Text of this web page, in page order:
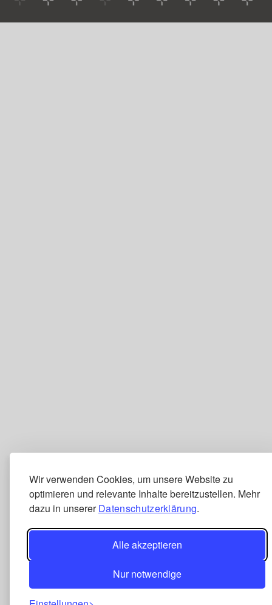
Wir verwenden Cookies, um unsere Website zu
optimieren und relevante Inhalte bereitzustellen. Mehr
dazu in unsererDatenschutzerklärung.
Alle akzeptieren
Nur notwendige